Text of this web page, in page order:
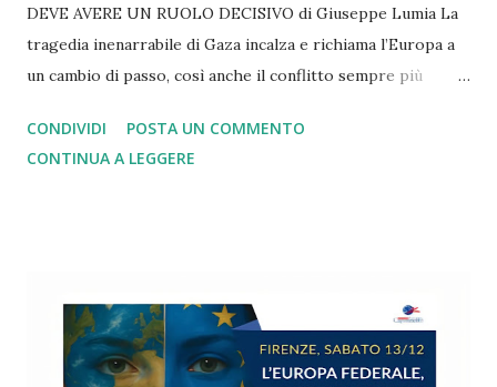
DEVE AVERE UN RUOLO DECISIVO di Giuseppe Lumia La
tragedia inenarrabile di Gaza incalza e richiama l’Europa a
un cambio di passo, così anche il conflitto sempre più
dazi imposti da Trump e subiti senza una reazione
adeguata. Altrettanto si può dire di tutti i nodi irrisolti
di genere, generazionali e territoriali fuori controllo. Su
tutte le sfide più drammatiche l’Unione Europea arranca e
CONDIVIDI
POSTA UN COMMENTO
CONTINUA A LEGGERE